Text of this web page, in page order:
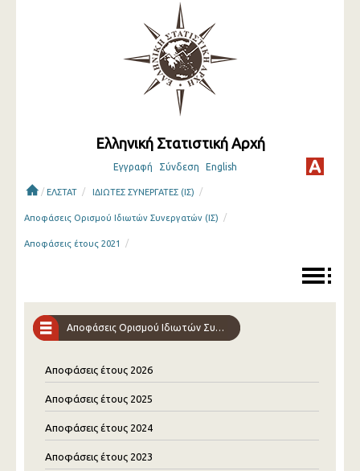
Ελληνική Στατιστική Αρχή
Εγγραφή Σύνδεση English
/ ΕΛΣΤΑΤ / ΙΔΙΩΤΕΣ ΣΥΝΕΡΓΑΤΕΣ (ΙΣ) /
Αποφάσεις Ορισμού Ιδιωτών Συνεργατών (ΙΣ) /
Αποφάσεις έτους 2021 /
Αποφάσεις Ορισμού Ιδιωτών Συνεργατών (ΙΣ)
Αποφάσεις έτους 2026
Αποφάσεις έτους 2025
Αποφάσεις έτους 2024
Αποφάσεις έτους 2023